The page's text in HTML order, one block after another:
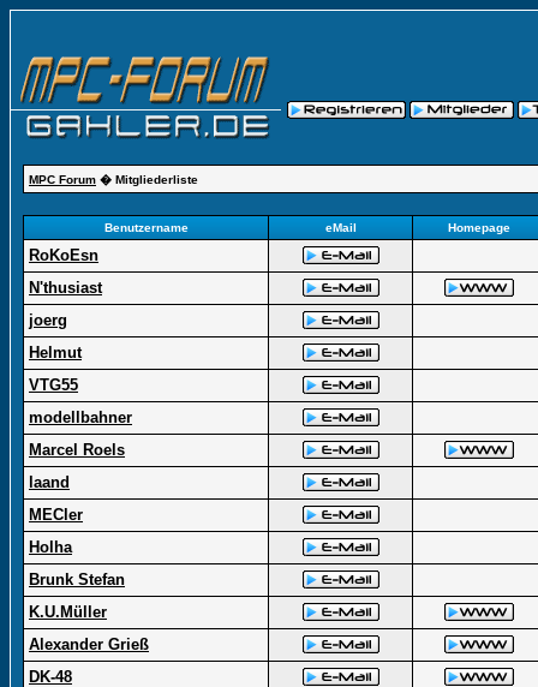
MPC Forum � Mitgliederliste
Benutzername eMail Homepage
RoKoEsn
N'thusiast
joerg
Helmut
VTG55
modellbahner
Marcel Roels
laand
MECler
Holha
Brunk Stefan
K.U.Müller
Alexander Grieß
DK-48